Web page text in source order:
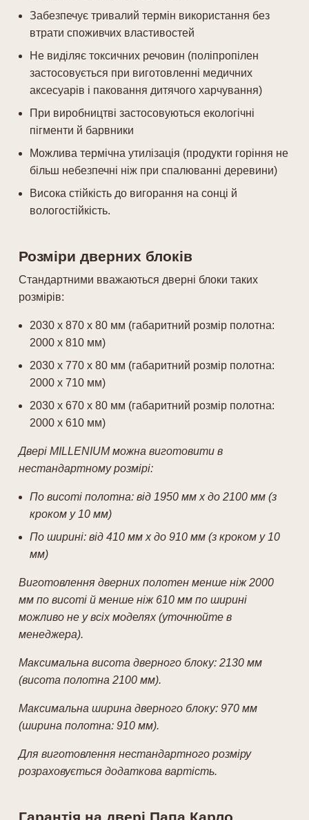
Забезпечує тривалий термін використання без
втрати споживчих властивостей
Не виділяє токсичних речовин (поліпропілен
застосовується при виготовленні медичних
аксесуарів і паковання дитячого харчування)
При виробництві застосовуються екологічні
пігменти й барвники
Можлива термічна утилізація (продукти горіння не
більш небезпечні ніж при спалюванні деревини)
Висока стійкість до вигорання на сонці й
вологостійкість.
Розміри дверних блоків
Стандартними вважаються дверні блоки таких
розмірів:
2030 х 870 х 80 мм (габаритний розмір полотна:
2000 х 810 мм)
2030 х 770 х 80 мм (габаритний розмір полотна:
2000 х 710 мм)
2030 х 670 х 80 мм (габаритний розмір полотна:
2000 х 610 мм)
Двері MILLENIUMможна виготовити в
нестандартному розмірі:
По висоті полотна: від 1950 мм х до 2100 мм (з
кроком у 10 мм)
По ширині: від 410 мм х до 910 мм (з кроком у 10
мм)
Виготовлення дверних полотен менше ніж 2000
мм по висоті й менше ніж 610 мм по ширині
можливо не у всіх моделях (уточнюйте в
менеджера).
Максимальна висота дверного блоку: 2130 мм
(висота полотна 2100 мм).
Максимальна ширина дверного блоку: 970 мм
(ширина полотна: 910 мм).
Для виготовлення нестандартного розміру
розраховується додаткова вартість.